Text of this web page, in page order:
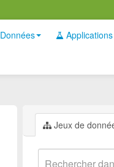
Données Applications
Jeux de